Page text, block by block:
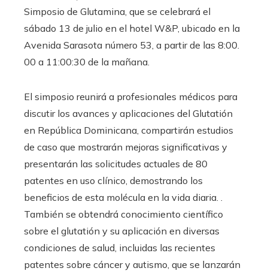
Simposio de Glutamina, que se celebrará el
sábado 13 de julio en el hotel W&P, ubicado en la
Avenida Sarasota número 53, a partir de las 8:00.
00 a 11:00:30 de la mañana.
El simposio reunirá a profesionales médicos para
discutir los avances y aplicaciones del Glutatión
en República Dominicana, compartirán estudios
de caso que mostrarán mejoras significativas y
presentarán las solicitudes actuales de 80
patentes en uso clínico, demostrando los
beneficios de esta molécula en la vida diaria. .
También se obtendrá conocimiento científico
sobre el glutatión y su aplicación en diversas
condiciones de salud, incluidas las recientes
patentes sobre cáncer y autismo, que se lanzarán